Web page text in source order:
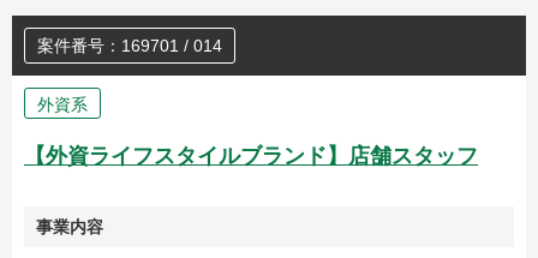
案件番号：169701 / 014
外資系
【外資ライフスタイルブランド】店舗スタッフ
事業内容